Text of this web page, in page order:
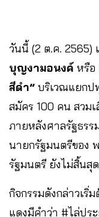
วันนี้ (2 ต.ค. 2565)
บุญงามอนงค์ หรือ
สีดำ” บริเวณแยกป
สมัคร 100 คน สวม
ภายหลังศาลรัฐธร
นายกรัฐมนตรีของ
รัฐมนตรี ยังไม่สิ้นสุ
กิจกรรมดังกล่าวเริ่
แดงมีคำว่า #ไล่ปร